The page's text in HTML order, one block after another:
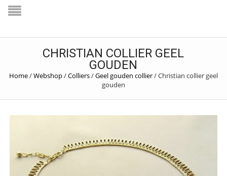
CHRISTIAN COLLIER GEEL
GOUDEN
Home/Webshop/Colliers/Geel gouden collier/Christian collier geel
gouden